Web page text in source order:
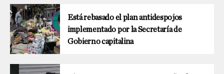
Está rebasado el plan antidespojos
implementado por la Secretaría de
Gobierno capitalina